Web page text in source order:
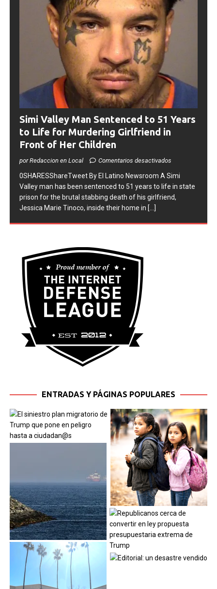
Simi Valley Man Sentenced to 51 Years
to Life for Murdering Girlfriend in
Front of Her Children
0SHARESShareTweet ​By El Latino Newsroom ​A Simi
Valley man has been sentenced to 51 years to life in state
prison for the brutal stabbing death of his girlfriend,
[...]